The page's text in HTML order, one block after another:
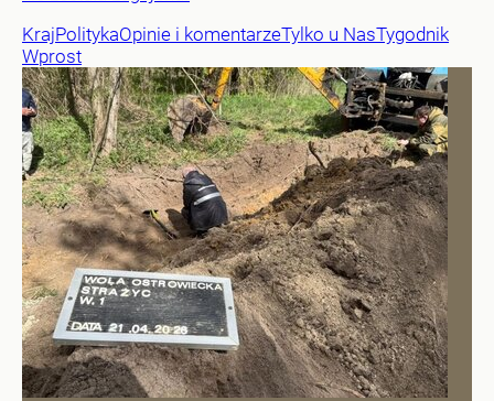
KrajPolitykaOpinie i komentarzeTylko u NasTygodnik
Wprost